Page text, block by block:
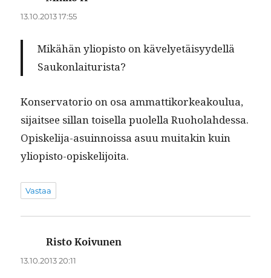
13.10.2013 17:55
Mikähän yliopis­to on käve­lyetäisyy­del­lä
Saukonlaiturista?
Kon­ser­va­to­rio on osa ammat­tiko­rkeak­oulua,
sijait­see sil­lan toisel­la puolel­la Ruo­ho­lahdessa.
Opiske­li­ja-asuin­nois­sa asuu muitakin kuin
yliopisto-opiskelijoita.
Vastaa
Risto Koivunen
13.10.2013 20:11